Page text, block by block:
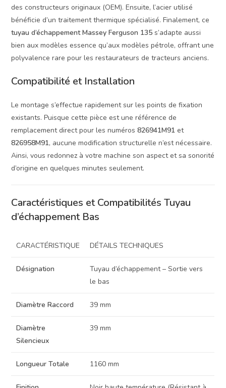
des constructeurs originaux (OEM). Ensuite, l’acier utilisé
bénéficie d’un traitement thermique spécialisé. Finalement, ce
tuyau d’échappement Massey Ferguson 135 s’adapte aussi
bien aux modèles essence qu’aux modèles pétrole, offrant une
polyvalence rare pour les restaurateurs de tracteurs anciens.
Compatibilité et Installation
Le montage s’effectue rapidement sur les points de fixation
existants. Puisque cette pièce est une référence de
remplacement direct pour les numéros826941M91 et
826958M91, aucune modification structurelle n’est nécessaire.
Ainsi, vous redonnez à votre machine son aspect et sa sonorité
d’origine en quelques minutes seulement.
Caractéristiques et Compatibilités Tuyau
d’échappement Bas
CARACTÉRISTIQUE DÉTAILS TECHNIQUES
Désignation
Tuyau d’échappement – Sortie vers
le bas
Diamètre Raccord 39 mm
Diamètre
Silencieux
39 mm
Longueur Totale 1160 mm